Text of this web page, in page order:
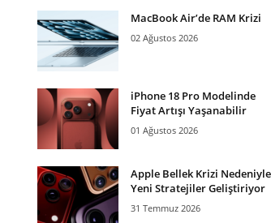
MacBook Air’de RAM Krizi
02 Ağustos 2026
iPhone 18 Pro Modelinde
Fiyat Artışı Yaşanabilir
01 Ağustos 2026
Apple Bellek Krizi Nedeniyle
Yeni Stratejiler Geliştiriyor
31 Temmuz 2026